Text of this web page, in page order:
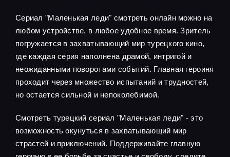
Сериал "Маленькая леди" смотреть онлайн можно на
любом устройстве, в любое удобное время. Зритель
погружается в захватывающий мир турецкого кино,
где каждая серия наполнена драмой, интригой и
неожиданными поворотами событий. Главная героиня
проходит через множество испытаний и трудностей,
но остается сильной и непоколебимой.
Смотреть турецкий сериал "Маленькая леди" - это
возможность окунуться в захватывающий мир
страстей и приключений. Поддерживайте главную